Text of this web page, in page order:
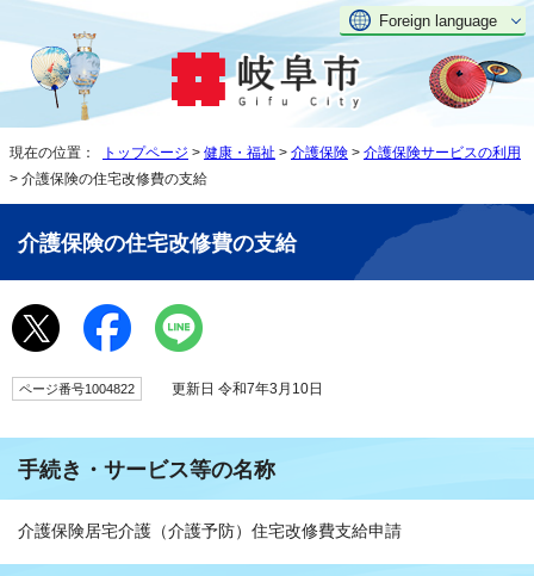
Foreign language
現在の位置： トップページ > 健康・福祉 > 介護保険 > 介護保険サービスの利用
> 介護保険の住宅改修費の支給
介護保険の住宅改修費の支給
ページ番号1004822 更新日 令和7年3月10日
手続き・サービス等の名称
介護保険居宅介護（介護予防）住宅改修費支給申請